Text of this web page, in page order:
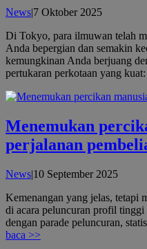
News|7 Oktober 2025oleh
Di Tokyo, para ilmuwan telah
Anda bepergian dan semakin
kemungkinan Anda berjuang
pertukaran perkotaan yang kuat:
Menemukan
perjalanan
News|10 September 2025oleh
Kemenangan yang jelas, tetapi
di acara peluncuran profil
dengan parade peluncuran,
baca >>